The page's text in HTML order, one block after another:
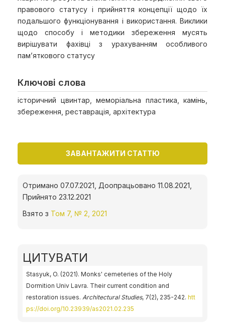
правового статусу і прийняття концепції щодо їх
подальшого функціонування і використання. Виклики
щодо способу і методики збереження мусять
вирішувати фахівці з урахуванням особливого
пам’яткового статусу
Ключові слова
історичний цвинтар, меморіальна пластика, камінь,
збереження, реставрація, архітектура
ЗАВАНТАЖИТИ СТАТТЮ
Отримано 07.07.2021, Доопрацьовано 11.08.2021,
Прийнято 23.12.2021
Взято з Том 7, № 2, 2021
ЦИТУВАТИ
Stasyuk, O. (2021). Monks' cemeteries of the Holy
Dormition Univ Lavra. Their current condition and
restoration issues. Architectural Studies, 7(2), 235-242. htt
ps://doi.org/10.23939/as2021.02.235